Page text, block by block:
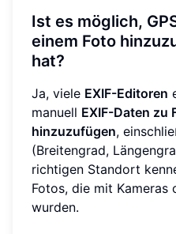
Ist es möglich,
einem Foto
hat?
Ja, viele EXIF-Editoren
manuell EXIF-Daten zu
hinzuzufügen,
(Breitengrad,
richtigen Standort
Fotos, die mit Kameras
wurden.